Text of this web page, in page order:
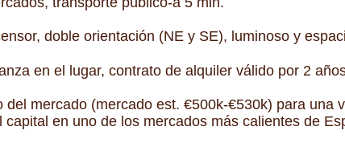
doble orientación (NE y SE), luminoso y
en el lugar, contrato de alquiler válido por 2
del mercado (mercado est. €500k-€530k) para
capital en uno de los mercados más calientes de